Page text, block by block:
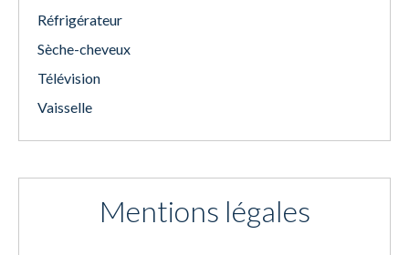
Réfrigérateur
Sèche-cheveux
Télévision
Vaisselle
Mentions légales